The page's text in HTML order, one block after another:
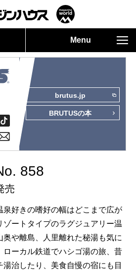
Menu
brutus.jp
BRUTUSの本
858
売
泉好きの嗜好の幅はどこまで広が
ートタイプのラグジュアリー温
奥や離島、人里離れた秘湯も気に
ローカル鉄道でハシゴ湯の旅、昔
治したり、美食自慢の宿にも目